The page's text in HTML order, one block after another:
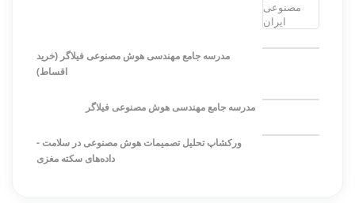
مدرسه جامع مهندسی هوش مصنوعی فیلاگر (خرید
اقساط)
مدرسه جامع مهندسی هوش مصنوعی فیلاگر
ورکشاپ تحلیل تصمیمات هوش مصنوعی در سلامت -
داده‌های سکته مغزی